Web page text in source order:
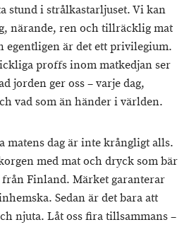
stund i strålkastarljuset. Vi kan
närande, ren och tillräcklig mat
egentligen är det ett privilegium.
proffs inom matkedjan ser
jorden ger oss – varje dag,
vad som än händer i världen.
matens dag är inte krångligt alls.
med mat och dryck som bär
Finland. Märket garanterar
Sedan är det bara att
njuta. Låt oss fira tillsammans –